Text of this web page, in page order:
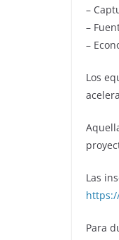
–
–
–
Los
Las
Para